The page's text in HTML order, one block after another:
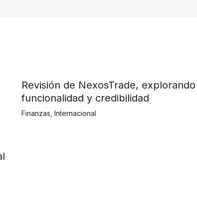
Revisión de NexosTrade, explorando
funcionalidad y credibilidad
Finanzas Internacional